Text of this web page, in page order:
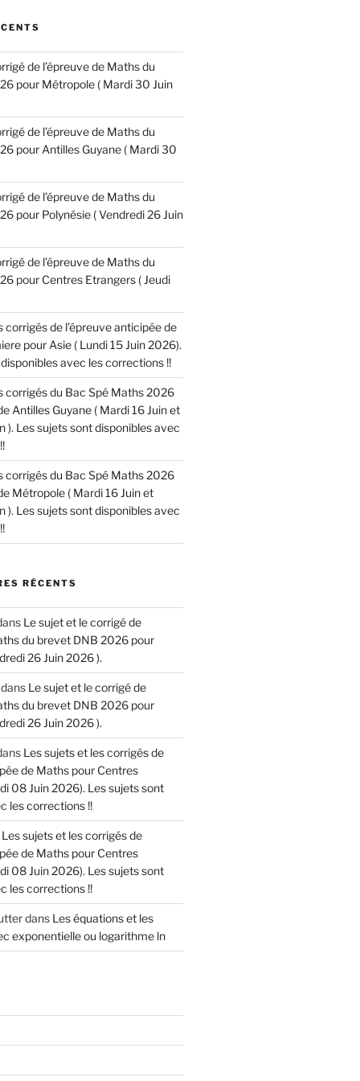
de l’épreuve de Maths du
pour Métropole ( Mardi 30 Juin
de l’épreuve de Maths du
pour Antilles Guyane ( Mardi 30
de l’épreuve de Maths du
pour Polynésie ( Vendredi 26 Juin
de l’épreuve de Maths du
pour Centres Etrangers ( Jeudi
corrigés de l’épreuve anticipée de
pour Asie ( Lundi 15 Juin 2026).
avec les corrections !!
corrigés du Bac Spé Maths 2026
Antilles Guyane ( Mardi 16 Juin et
). Les sujets sont disponibles avec
corrigés du Bac Spé Maths 2026
Métropole ( Mardi 16 Juin et
). Les sujets sont disponibles avec
RÉCENTS
Le sujet et le corrigé de
du brevet DNB 2026 pour
26 Juin 2026 ).
dans Le sujet et le corrigé de
du brevet DNB 2026 pour
26 Juin 2026 ).
Les sujets et les corrigés de
de Maths pour Centres
08 Juin 2026). Les sujets sont
les corrections !!
Les sujets et les corrigés de
de Maths pour Centres
08 Juin 2026). Les sujets sont
les corrections !!
dans Les équations et les
exponentielle ou logarithme ln